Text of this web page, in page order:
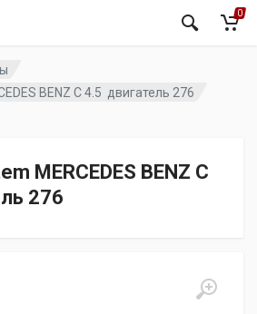
0
BENZ C 4.5 двигатель 276
MERCEDES BENZ C
276